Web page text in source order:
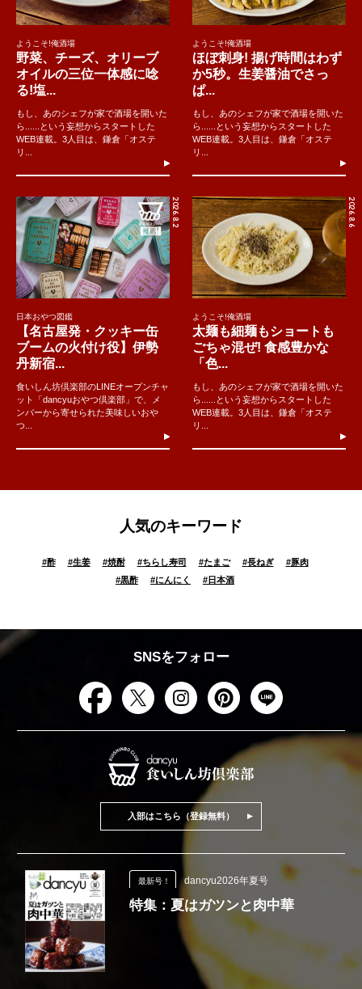
ようこそ!俺酒場
野菜、チーズ、オリーブ
オイルの三位一体感に唸
る!塩...
もし、あのシェフが家で酒場を開いた
ら......という妄想からスタートした
WEB連載。3人目は、鎌倉「オステ
リ...
ようこそ!俺酒場
ほぼ刺身! 揚げ時間はわず
か5秒。生姜醤油でさっ
ぱ...
もし、あのシェフが家で酒場を開いた
ら......という妄想からスタートした
WEB連載。3人目は、鎌倉「オステ
リ...
2026.8.2
日本おやつ図鑑
【名古屋発・クッキー缶
ブームの火付け役】伊勢
丹新宿...
食いしん坊倶楽部のLINEオープンチャ
ット「dancyuおやつ倶楽部」で、メ
ンバーから寄せられた美味しいおや
つ...
2026.8.6
ようこそ!俺酒場
太麺も細麺もショートも
ごちゃ混ぜ! 食感豊かな
「色...
もし、あのシェフが家で酒場を開いた
ら......という妄想からスタートした
WEB連載。3人目は、鎌倉「オステ
リ...
人気のキーワード
#酢 #生姜 #焼酎 #ちらし寿司 #たまご #長ねぎ #豚肉
#黒酢 #にんにく #日本酒
SNSをフォロー
入部はこちら（登録無料）
最新号！ dancyu2026年夏号
特集：夏はガツンと肉中華